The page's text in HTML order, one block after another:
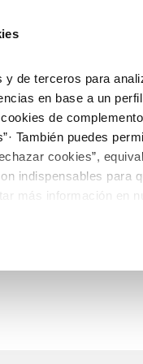
y de terceros para
en base a un
de
También puedes
cookies”,
indispensables para
más información en
de titular
de suministro
de suministro
AL CLIENTE
contacto
interés
obras y afectaciones
del agua